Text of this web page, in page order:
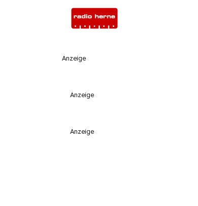
Anzeige
Anzeige
Anzeige